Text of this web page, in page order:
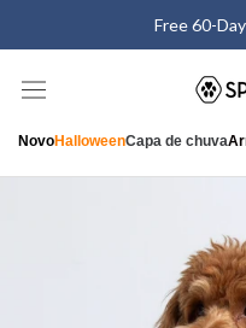
conteúdo
Free 60-
NovoHalloweenCapa de chuva